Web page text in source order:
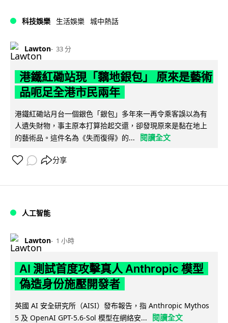
科技娛樂 生活娛樂 城中熱話
Lawton 33 分
港鐵紅磡站現「黐地銀包」 原來是藝術
品呃足全港市民兩年
港鐵紅磡站月台一個銀色「銀包」多年來一再令乘客誤以為有
人遺失財物，事主原本打算拾起交還，卻發現原來是黏在地上
的藝術品。這件名為《失而復得》的...
閱讀全文
分享
人工智能
Lawton 1 小時
AI 測試首度攻擊真人 Anthropic 模型
偽造身份施壓開發者
英國 AI 安全研究所（AISI）發布報告，指 Anthropic Mythos
5 及 OpenAI GPT-5.6-Sol 模型在網絡安...
閱讀全文